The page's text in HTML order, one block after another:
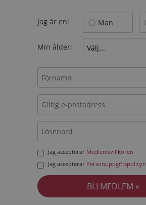
Jag är en: Man
Min ålder:
Jag accepterar Medlemsvillkoren
Jag accepterar Personuppgiftspolicyn